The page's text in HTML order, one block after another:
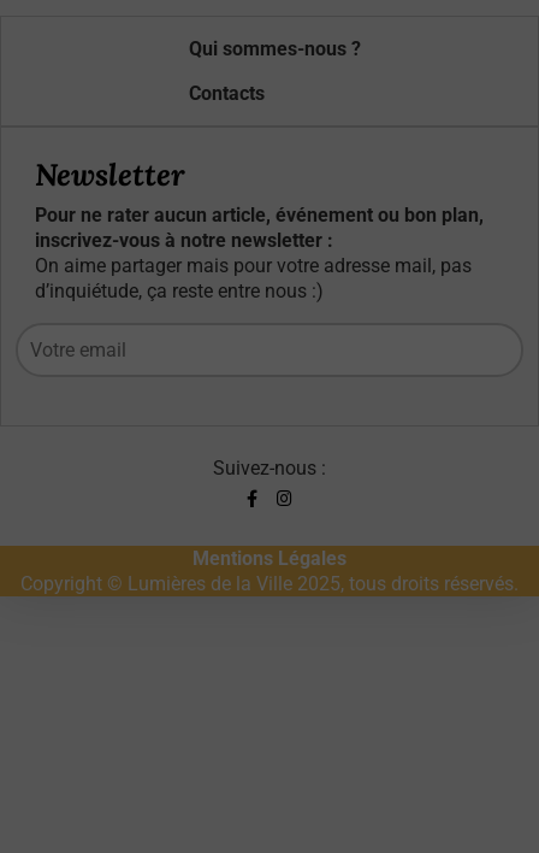
Qui sommes-nous ?
Contacts
Newsletter
Pour ne rater aucun article, événement ou bon plan,
inscrivez-vous à notre newsletter :
On aime partager mais pour votre adresse mail, pas
d’inquiétude, ça reste entre nous :)
Suivez-nous :
Mentions Légales
Copyright © Lumières de la Ville 2025, tous droits réservés.